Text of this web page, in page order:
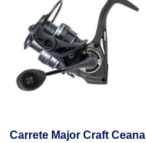
Carrete Major Craft Ceana